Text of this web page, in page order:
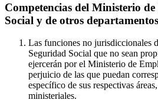
Competencias del Ministerio
Social y de otros
Las funciones no jurisdiccionales
Seguridad Social que no sean
ejercerán por el Ministerio de
perjuicio de las que puedan
específico de sus respectivas
ministeriales.